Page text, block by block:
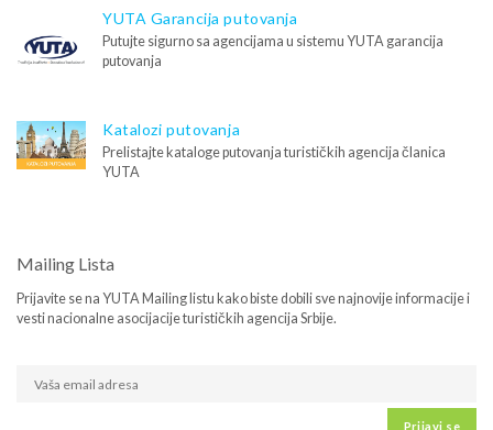
YUTA Garancija putovanja
Putujte sigurno sa agencijama u sistemu YUTA garancija
putovanja
Katalozi putovanja
Prelistajte kataloge putovanja turističkih agencija članica
YUTA
Mailing Lista
Prijavite se na YUTA Mailing listu kako biste dobili sve najnovije informacije i
vesti nacionalne asocijacije turističkih agencija Srbije.
Prijavi se